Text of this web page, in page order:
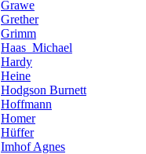
Grawe
Grether
Grimm
Haas_Michael
Hardy
Heine
Hodgson Burnett
Hoffmann
Homer
Hüffer
Imhof Agnes